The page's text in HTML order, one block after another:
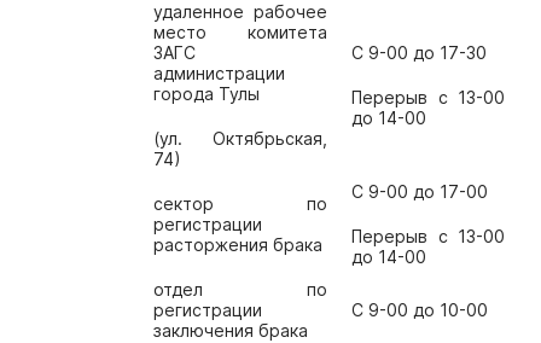
удаленное рабочее
место комитета
ЗАГС
администрации
города Тулы
(ул. Октябрьская,
74)
С 9-00 до 17-30
Перерыв с 13-00
до 14-00
сектор по
регистрации
расторжения брака
С 9-00 до 17-00
Перерыв с 13-00
до 14-00
отдел по
регистрации
заключения брака
С 9-00 до 10-00